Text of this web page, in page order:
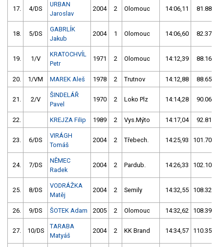
17. 4/DS
URBAN
Jaroslav
2004 2 Olomouc 14:06,11 81.88/
18. 5/DS
GABRLÍK
Jakub
2004 1 Olomouc 14:06,60 82.37/
19. 1/V
KRATOCHVÍL
Petr
1971 2 Olomouc 14:12,39 88.16/
20. 1/VM MAREK Aleš 1978 2 Trutnov 14:12,88 88.65/
21. 2/V
ŠINDELÁŘ
Pavel
1970 2 Loko Plz 14:14,28 90.06/
22. KREJZA Filip 1989 2 Vys.Mýto 14:17,04 92.81/
23. 6/DS
VIRÁGH
Tomáš
2004 2 Třebech. 14:25,93 101.70/
24. 7/DS
NĚMEC
Radek
2004 2 Pardub. 14:26,33 102.10/
25. 8/DS
VODRÁŽKA
Matěj
2004 2 Semily 14:32,55 108.32/
26. 9/DS ŠOTEK Adam 2005 2 Olomouc 14:32,62 108.39/
27. 10/DS
TARABA
Matyáš
2004 2 KK Brand 14:34,57 110.35/